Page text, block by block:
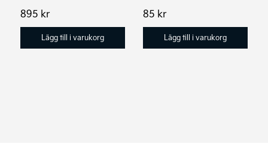
895 kr
Lägg till i varukorg
85 kr
Lägg till i varukorg